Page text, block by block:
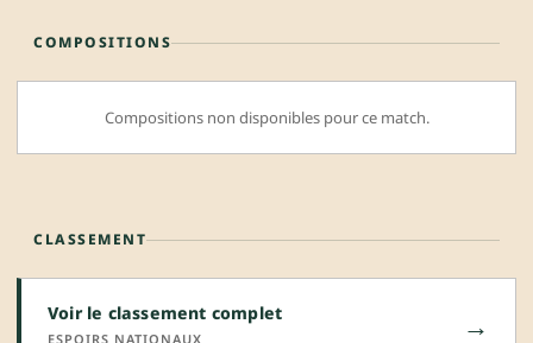
COMPOSITIONS
Compositions non disponibles pour ce match.
CLASSEMENT
Voir le classement complet
ESPOIRS NATIONAUX →